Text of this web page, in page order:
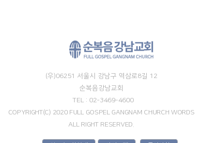
(우)06251 서울시 강남구 역삼로8길 12
순복음강남교회
TEL : 02-3469-4600
COPYRIGHT(C) 2020 FULL GOSPEL GANGNAM CHURCH WORDS
ALL RIGHT RESERVED.